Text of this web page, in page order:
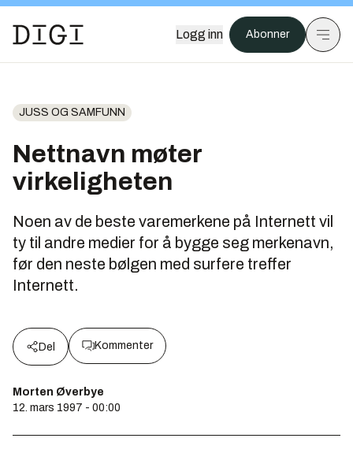
Logg inn Abonner
JUSS OG SAMFUNN
Nettnavn møter
virkeligheten
Noen av de beste varemerkene på Internett vil
ty til andre medier for å bygge seg merkenavn,
før den neste bølgen med surfere treffer
Internett.
Del Kommenter
Morten Øverbye
12. mars 1997 - 00:00